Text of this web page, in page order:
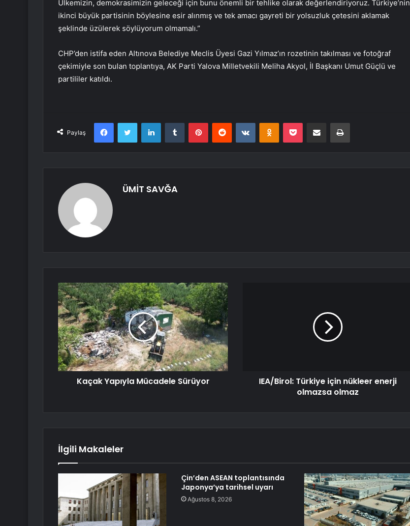
Ülkemizin, demokrasimizin geleceği için bunu önemli bir tehlike olarak değerlendiriyoruz. Türkiye’nin
ikinci büyük partisinin böylesine esir alınmış ve tek amacı gayreti bir yolsuzluk çetesini aklamak
şeklinde üzülerek söylüyorum olmamalı.”
CHP’den istifa eden Altınova Belediye Meclis Üyesi Gazi Yılmaz’ın rozetinin takılması ve fotoğraf
çekimiyle son bulan toplantıya, AK Parti Yalova Milletvekili Meliha Akyol, İl Başkanı Umut Güçlü ve
partililer katıldı.
Paylaş
FacebookTwitter LinkedInTumblr PinterestReddit VKontakteOdnoklassniki
Pocket E-Posta ile paylaş Yazdır
ÜMİT SAVĞA
Kaçak Yapıyla Mücadele Sürüyor
IEA/Birol: Türkiye için nükleer enerji
olmazsa olmaz
İlgili Makaleler
Çin’den ASEAN toplantısında
Japonya’ya tarihsel uyarı
Ağustos 8, 2026